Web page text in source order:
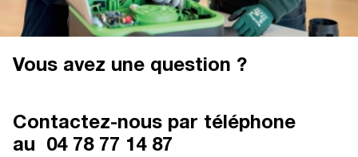
Vous avez une question ?
Contactez-nous par téléphone
au
04 78 77 14 87